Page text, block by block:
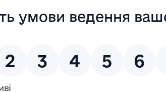
державного нагляду
природного